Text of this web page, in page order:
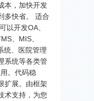
本，加快开发
多快省。 适合
以开发OA、
、MIS、
统、医院管理
系统等各类管
。代码稳
扩展。由框架
术支持，为您